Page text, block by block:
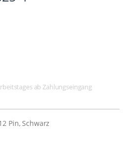
ab Zahlungseingang
Pin, Schwarz